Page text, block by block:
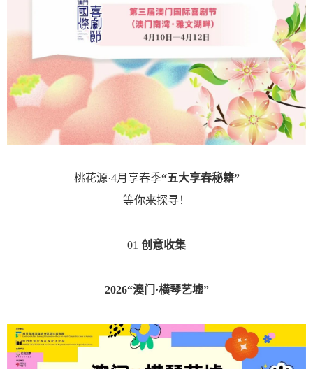
桃花源·4月享春季“五大享春秘籍”
等你来探寻！
01 创意收集
2026“澳门·横琴艺墟”